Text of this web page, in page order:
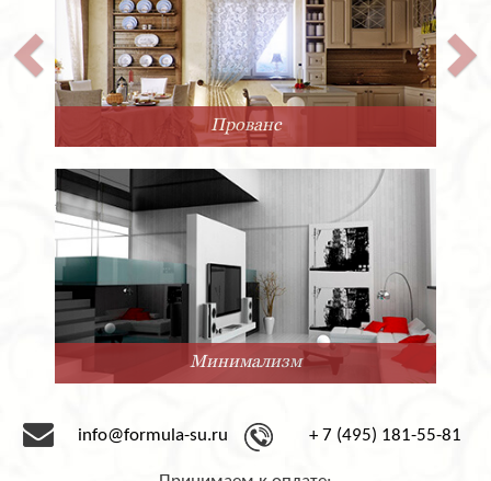
Прованс
Минимализм
info@formula-su.ru + 7 (495) 181-55-81